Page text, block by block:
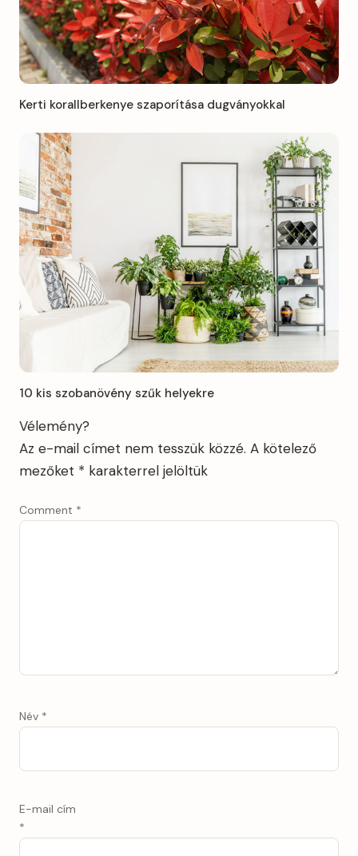
Kerti korallberkenye szaporítása dugványokkal
10 kis szobanövény szűk helyekre
Vélemény?
Az e-mail címet nem tesszük közzé. A kötelező
mezőket * karakterrel jelöltük
Comment *
Név *
E-mail cím
*